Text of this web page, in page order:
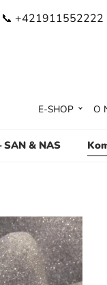
📞 +421911552222
SAN & NAS
E-SHOP O